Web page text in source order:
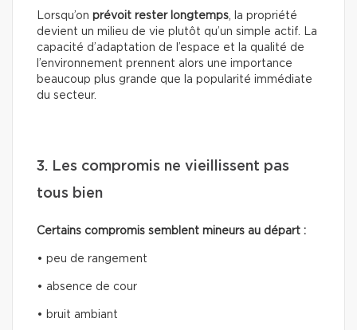
Lorsqu’on prévoit rester longtemps , la propriété
devient un milieu de vie plutôt qu’un simple actif. La
capacité d’adaptation de l’espace et la qualité de
l’environnement prennent alors une importance
beaucoup plus grande que la popularité immédiate
du secteur.
3. Les compromis ne vieillissent pas
tous bien
Certains compromis semblent mineurs au départ :
• peu de rangement
• absence de cour
• bruit ambiant